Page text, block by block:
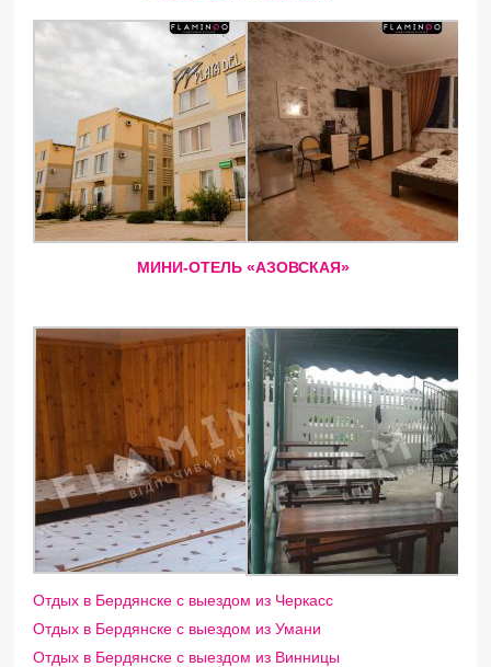
МИНИ-ОТЕЛЬ «АЗОВСКАЯ»
Отдых в Бердянске с выездом из Черкасс
Отдых в Бердянске с выездом из Умани
Отдых в Бердянске с выездом из Винницы